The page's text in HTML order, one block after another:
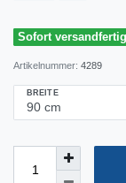
Sofort versandfertig
Artikelnummer: 4289
BREITE